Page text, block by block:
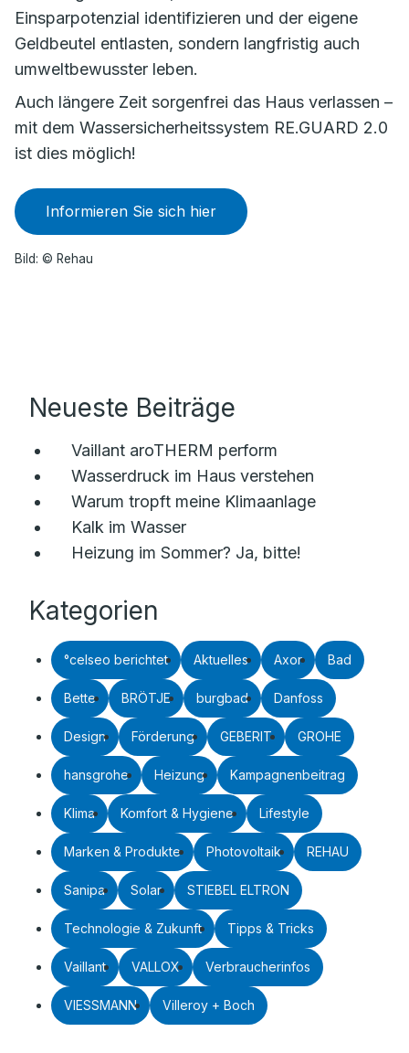
Einsparpotenzial identifizieren und der eigene
Geldbeutel entlasten, sondern langfristig auch
umweltbewusster leben.
Auch längere Zeit sorgenfrei das Haus verlassen –
mit dem Wassersicherheitssystem RE.GUARD 2.0
ist dies möglich!
Informieren Sie sich hier
Bild: © Rehau
Neueste Beiträge
Vaillant aroTHERM perform
Wasserdruck im Haus verstehen
Warum tropft meine Klimaanlage
Kalk im Wasser
Heizung im Sommer? Ja, bitte!
Kategorien
°celseo berichtet Aktuelles Axor Bad
Bette BRÖTJE burgbad Danfoss
Design Förderung GEBERIT GROHE
hansgrohe Heizung Kampagnenbeitrag
Klima Komfort & Hygiene Lifestyle
Marken & Produkte Photovoltaik REHAU
Sanipa Solar STIEBEL ELTRON
Technologie & Zukunft Tipps & Tricks
Vaillant VALLOX Verbraucherinfos
VIESSMANN Villeroy + Boch